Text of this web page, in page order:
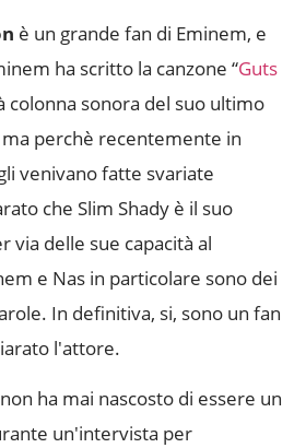
è un grande fan di Eminem, e
ha scritto la canzone “Guts
colonna sonora del suo ultimo
perchè recentemente in
venivano fatte svariate
che Slim Shady è il suo
delle sue capacità al
e Nas in particolare sono dei
In definitiva, si, sono un fan
l'attore.
non ha mai nascosto di essere un
un'intervista per